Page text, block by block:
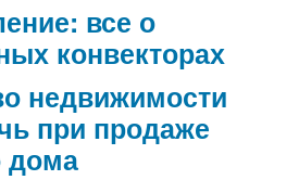
все о
конвекторах
недвижимости
при продаже
дома